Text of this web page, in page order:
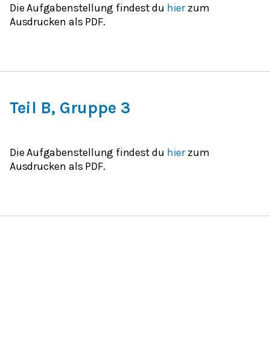
Die Aufgabenstellung findest du hierzum
Ausdrucken als PDF.
Teil B, Gruppe 3
Die Aufgabenstellung findest du hierzum
Ausdrucken als PDF.